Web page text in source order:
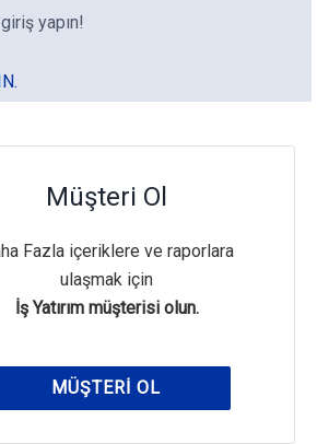
yapın!
Müşteri Ol
Fazla içeriklere ve raporlara
ulaşmak için
İş Yatırım müşterisi olun.
MÜŞTERI OL